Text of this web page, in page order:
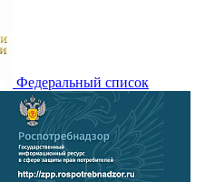
Федеральный список